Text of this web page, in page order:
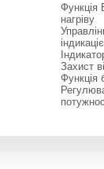
Функція
нагріву
Захист
Функція